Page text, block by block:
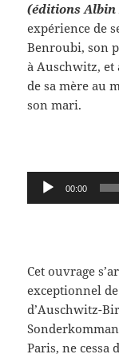
(éditions
expérience de
Benroubi, son
à Auschwitz, et
de sa mère au
son mari.
Lecteur
audio
00:00
Cet ouvrage
exceptionnel
d’Auschwitz-
Paris, ne cessa